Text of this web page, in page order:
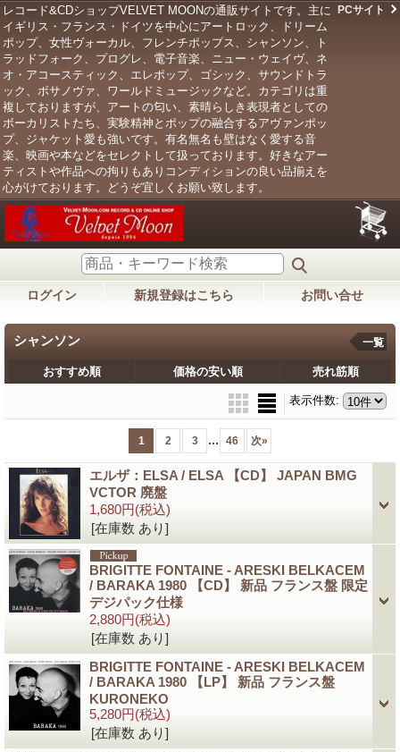
レコード&CDショップVELVET MOONの通販サイトです。主に
イギリス・フランス・ドイツを中心にアートロック、ドリーム
ポップ、女性ヴォーカル、フレンチポップス、シャンソン、ト
ラッドフォーク、プログレ、電子音楽、ニュー・ウェイヴ、ネ
オ・アコースティック、エレポップ、ゴシック、サウンドトラ
ック、ボサノヴァ、ワールドミュージックなど。カテゴリは重
複しておりますが、アートの匂い、素晴らしき表現者としての
ボーカリストたち、実験精神とポップの融合するアヴァンポッ
プ、ジャケット愛も強いです。有名無名も壁はなく愛する音
楽、映画や本などをセレクトして扱っております。好きなアー
ティストや作品への拘りもありコンディションの良い品揃えを
心がけております。どうぞ宜しくお願い致します。
PCサイト
ログイン 新規登録はこちら お問い合せ
シャンソン 一覧
おすすめ順 価格の安い順 売れ筋順
表示件数:
1 2 3 ... 46 次»
エルザ：ELSA / ELSA 【CD】 JAPAN BMG
VCTOR 廃盤
1,680円(税込)
[在庫数 あり]
BRIGITTE FONTAINE - ARESKI BELKACEM
/ BARAKA 1980 【CD】 新品 フランス盤 限定
デジパック仕様
2,880円(税込)
[在庫数 あり]
BRIGITTE FONTAINE - ARESKI BELKACEM
/ BARAKA 1980 【LP】 新品 フランス盤
KURONEKO
5,280円(税込)
[在庫数 あり]